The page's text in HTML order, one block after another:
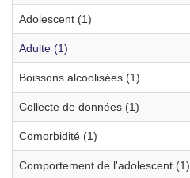
Adolescent (1)
Adulte (1)
Boissons alcoolisées (1)
Collecte de données (1)
Comorbidité (1)
Comportement de l'adolescent (1)